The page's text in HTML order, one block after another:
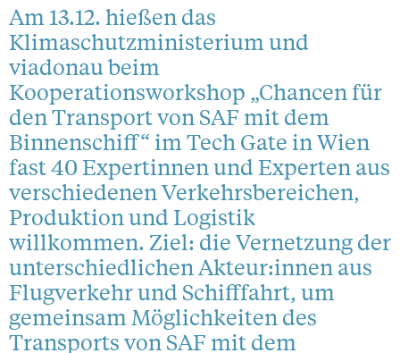
Am 13.12. hießen das
Klimaschutzministerium und
viadonau beim
Kooperationsworkshop „Chancen für
den Transport von SAF mit dem
Binnenschiff“ im Tech Gate in Wien
fast 40 Expertinnen und Experten aus
verschiedenen Verkehrsbereichen,
Produktion und Logistik
willkommen. Ziel: die Vernetzung der
unterschiedlichen Akteur:innen aus
Flugverkehr und Schifffahrt, um
gemeinsam Möglichkeiten des
Transports von SAF mit dem